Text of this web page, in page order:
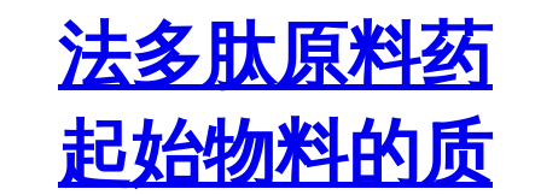
法多肽原料药
起始物料的质